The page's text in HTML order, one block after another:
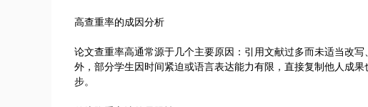
高查重率的成因分析
论文查重率高通常源于几个主要原因：引用文献过多而未适当改
外，部分学生因时间紧迫或语言表达能力有限，直接复制他人成
步。